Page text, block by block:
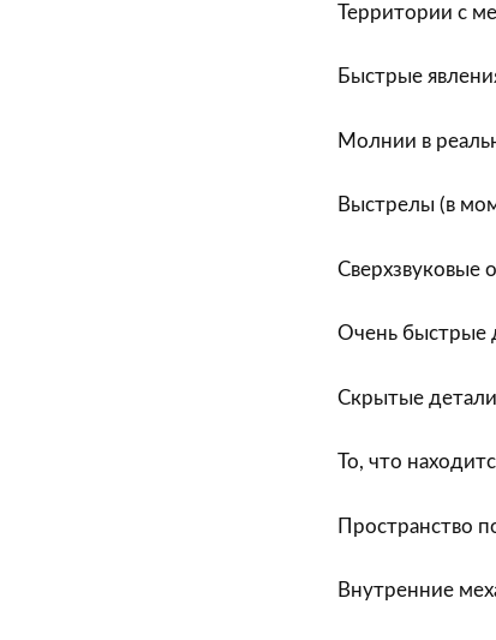
Территории с
Быстрые
Молнии в
Выстрелы (в
Сверхзвуковые
Очень быстрые
Скрытые
То, что
Пространство
Внутренние